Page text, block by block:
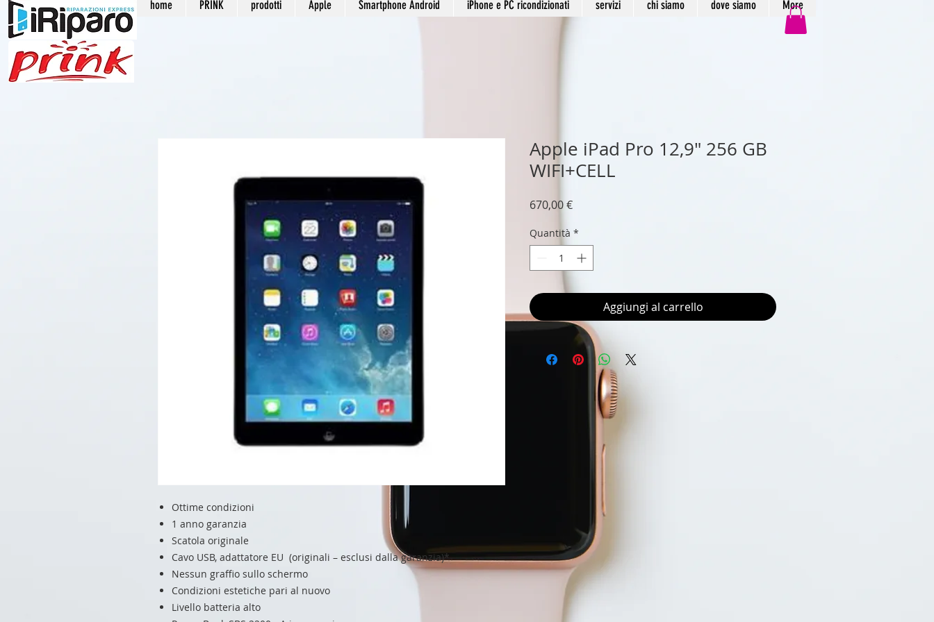
home PRINK prodotti Apple Smartphone Android iPhone e PC ricondizionati servizi chi siamo dove siamo More
Ottime condizioni
1 anno garanzia
Scatola originale
Cavo USB, adattatore EU (originali – esclusi dalla garanzia)*
Nessun graffio sullo schermo
Condizioni estetiche pari al nuovo
Livello batteria alto
Apple iPad Pro 12,9" 256 GB
WIFI+CELL
670,00 €Prezzo
Quantità *
Aggiungi al carrello